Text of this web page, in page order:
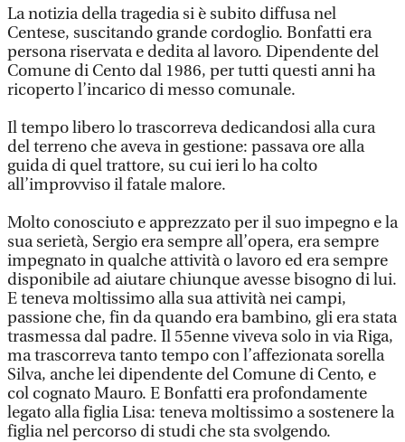
La notizia della tragedia si è subito diffusa nel
Centese, suscitando grande cordoglio. Bonfatti era
persona riservata e dedita al lavoro. Dipendente del
Comune di Cento dal 1986, per tutti questi anni ha
ricoperto l’incarico di messo comunale.
Il tempo libero lo trascorreva dedicandosi alla cura
del terreno che aveva in gestione: passava ore alla
guida di quel trattore, su cui ieri lo ha colto
all’improvviso il fatale malore.
Molto conosciuto e apprezzato per il suo impegno e la
sua serietà, Sergio era sempre all’opera, era sempre
impegnato in qualche attività o lavoro ed era sempre
disponibile ad aiutare chiunque avesse bisogno di lui.
E teneva moltissimo alla sua attività nei campi,
passione che, fin da quando era bambino, gli era stata
trasmessa dal padre. Il 55enne viveva solo in via Riga,
ma trascorreva tanto tempo con l’affezionata sorella
Silva, anche lei dipendente del Comune di Cento, e
col cognato Mauro. E Bonfatti era profondamente
legato alla figlia Lisa: teneva moltissimo a sostenere la
figlia nel percorso di studi che sta svolgendo.